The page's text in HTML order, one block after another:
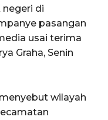
negeri di
pasangan
usai terima
Graha, Senin
wilayah